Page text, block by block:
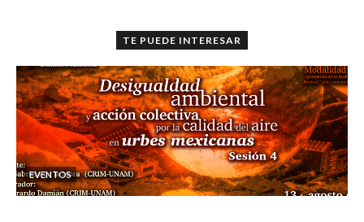
TE PUEDE INTERESAR
EVENTOS